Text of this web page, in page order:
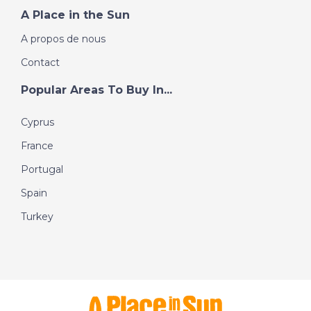
A Place in the Sun
A propos de nous
Contact
Popular Areas To Buy In...
Cyprus
France
Portugal
Spain
Turkey